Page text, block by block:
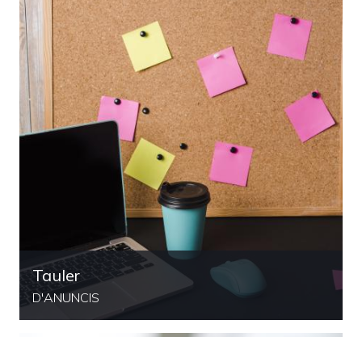
Tauler
D'ANUNCIS